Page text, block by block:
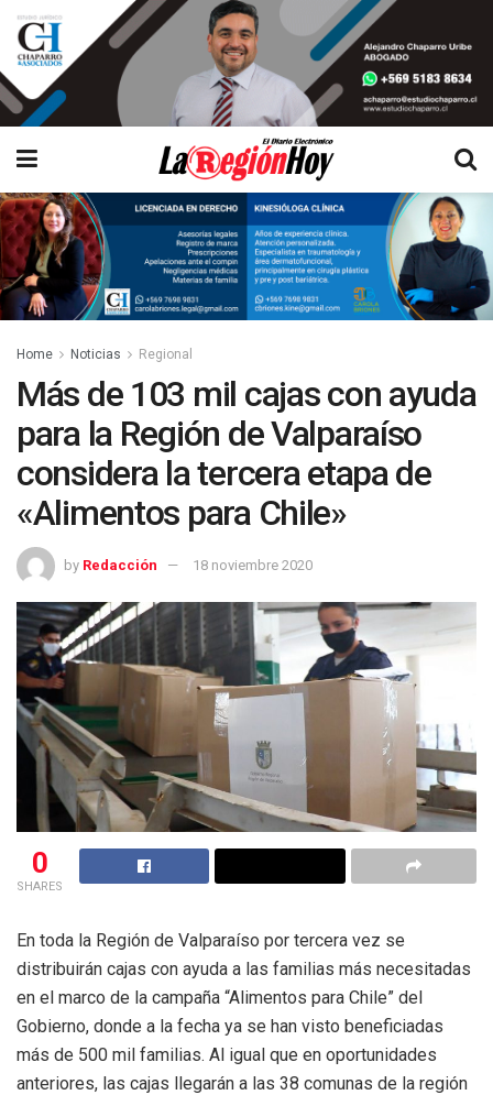
Home Noticias Regional
Más de 103 mil cajas con ayuda
para la Región de Valparaíso
considera la tercera etapa de
«Alimentos para Chile»
by Redacción 18 noviembre 2020
0
SHARES
En toda la Región de Valparaíso por tercera vez se
distribuirán cajas con ayuda a las familias más necesitadas
en el marco de la campaña “Alimentos para Chile” del
Gobierno, donde a la fecha ya se han visto beneficiadas
más de 500 mil familias. Al igual que en oportunidades
anteriores, las cajas llegarán a las 38 comunas de la región